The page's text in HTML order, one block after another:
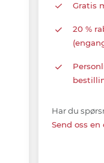
Gratis
20 %
Har du
Send oss ​​en